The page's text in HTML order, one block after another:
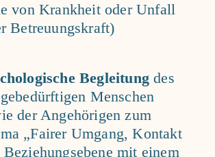
von Krankheit oder Unfall
Betreuungskraft)
Begleitungdes
Menschen
der Angehörigen zum
„Fairer Umgang, Kontakt
Beziehungsebene mit einem